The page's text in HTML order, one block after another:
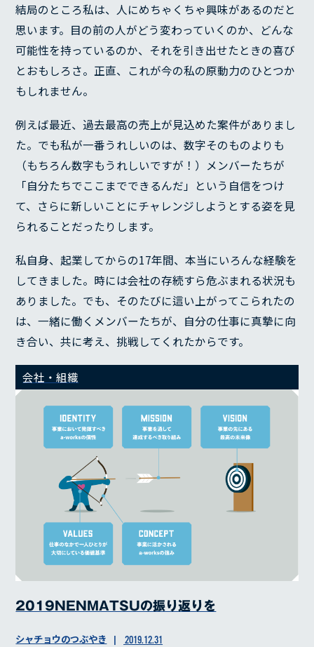
結局のところ私は、人にめちゃくちゃ興味があるのだと
思います。目の前の人がどう変わっていくのか、どんな
可能性を持っているのか、それを引き出せたときの喜び
とおもしろさ。正直、これが今の私の原動力のひとつか
もしれません。
例えば最近、過去最高の売上が見込めた案件がありまし
た。でも私が一番うれしいのは、数字そのものよりも
（もちろん数字もうれしいですが！）メンバーたちが
「自分たちでここまでできるんだ」という自信をつけ
て、さらに新しいことにチャレンジしようとする姿を見
られることだったりします。
私自身、起業してからの17年間、本当にいろんな経験を
してきました。時には会社の存続すら危ぶまれる状況も
ありました。でも、そのたびに這い上がってこられたの
は、一緒に働くメンバーたちが、自分の仕事に真摯に向
き合い、共に考え、挑戦してくれたからです。
会社・組織
2019NENMATSUの振り返りを
シャチョウのつぶやき 2019.12.31